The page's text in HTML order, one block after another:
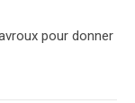
pour donner